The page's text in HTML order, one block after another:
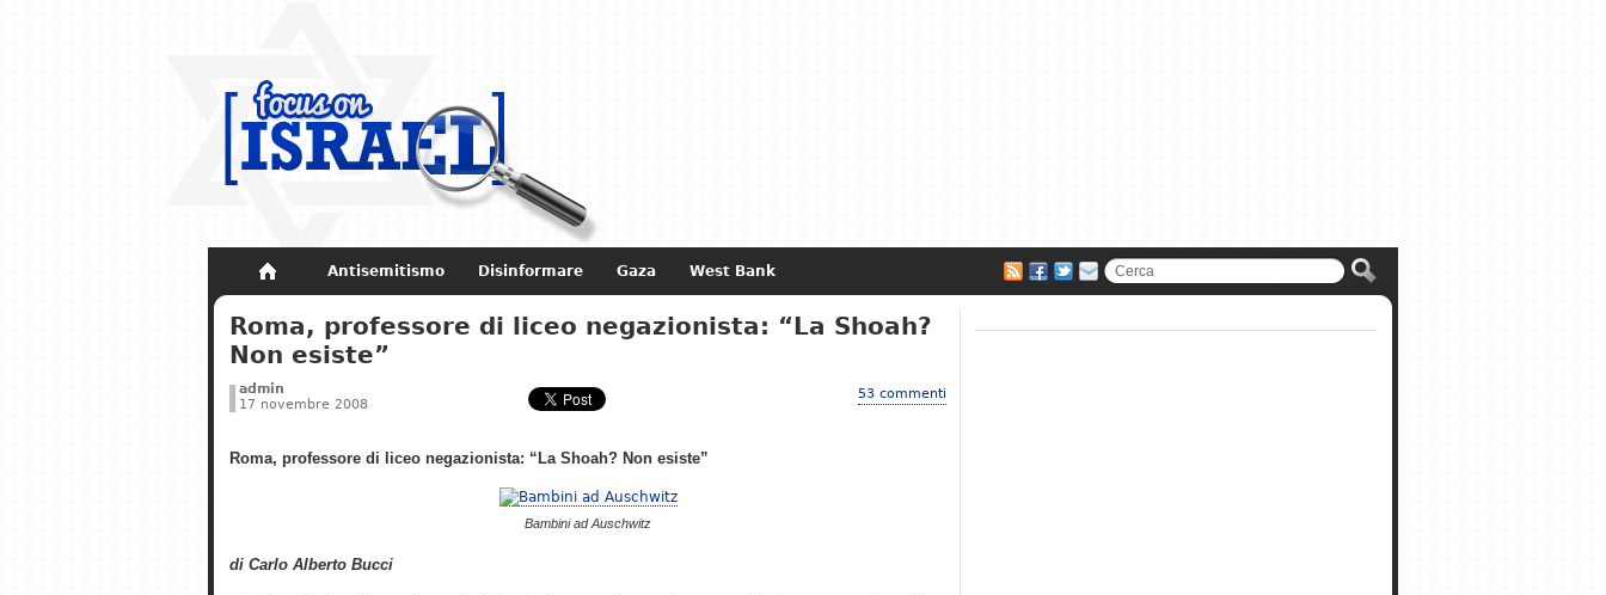
Antisemitismo Disinformare Gaza West Bank
Non dimenticare Storia di Israele
Roma, professore di liceo negazionista: “La Shoah?
Non esiste”
admin
17 novembre 2008
53 commenti
Roma, professore di liceo negazionista: “La Shoah? Non esiste”
Bambini ad Auschwitz
di Carlo Alberto Bucci